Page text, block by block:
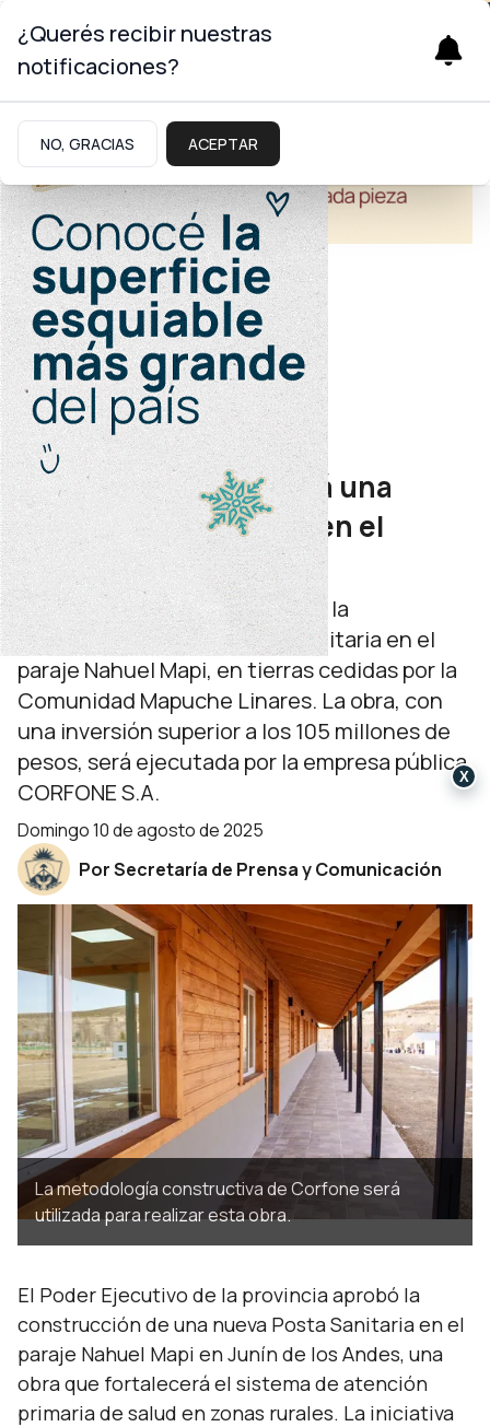
Salud
Junín de los Andes
La provincia construirá una
nueva posta sanitaria en el
paraje Nahuel Mapi
El gobierno provincial oficializó la
construcción de una posta sanitaria en el
paraje Nahuel Mapi, en tierras cedidas por la
Comunidad Mapuche Linares. La obra, con
una inversión superior a los 105 millones de
pesos, será ejecutada por la empresa pública
CORFONE S.A.
domingo 10 de agosto de 2025
Por Secretaría de Prensa y Comunicación
La metodología constructiva de Corfone será
utilizada para realizar esta obra.
El Poder Ejecutivo de la provincia aprobó la
construcción de una nueva Posta Sanitaria en el
paraje Nahuel Mapi en Junín de los Andes, una
obra que fortalecerá el sistema de atención
primaria de salud en zonas rurales. La iniciativa
¿Querés recibir nuestras
notificaciones?
NO, GRACIAS ACEPTAR
X